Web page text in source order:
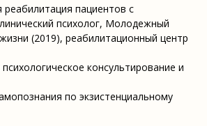
реабилитация пациентов с
психолог, Молодежный
(2019), реабилитационный центр
консультирование и
по экзистенциальному